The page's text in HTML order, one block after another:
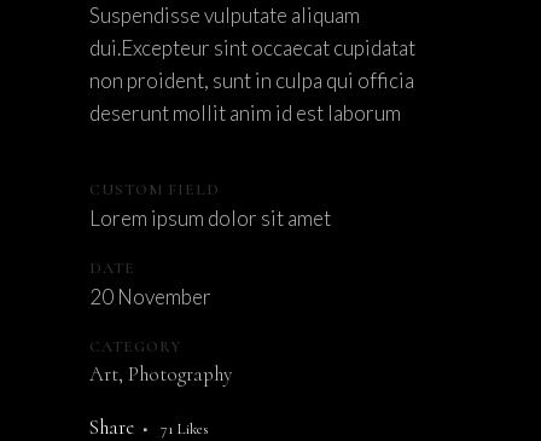
Suspendisse vulputate aliquam
dui.Excepteur sint occaecat cupidatat
non proident, sunt in culpa qui officia
deserunt mollit anim id est laborum
CUSTOM FIELD
Lorem ipsum dolor sit amet
DATE
20 November
CATEGORY
Art, Photography
Share 71 Likes